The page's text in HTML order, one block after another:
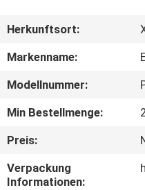
ÜBER
UNS
FABRIK-
AUSFLUG
Herkunftsort:
Markenname:
Modellnummer:
Min Bestellmenge:
Preis:
Verpackung
Informationen: